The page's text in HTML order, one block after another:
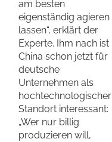
am besten
eigenständig agieren
lassen“, erklärt der
Experte. Ihm nach ist
China schon jetzt für
deutsche
Unternehmen als
hochtechnologischer
Standort interessant:
„Wer nur billig
produzieren will,